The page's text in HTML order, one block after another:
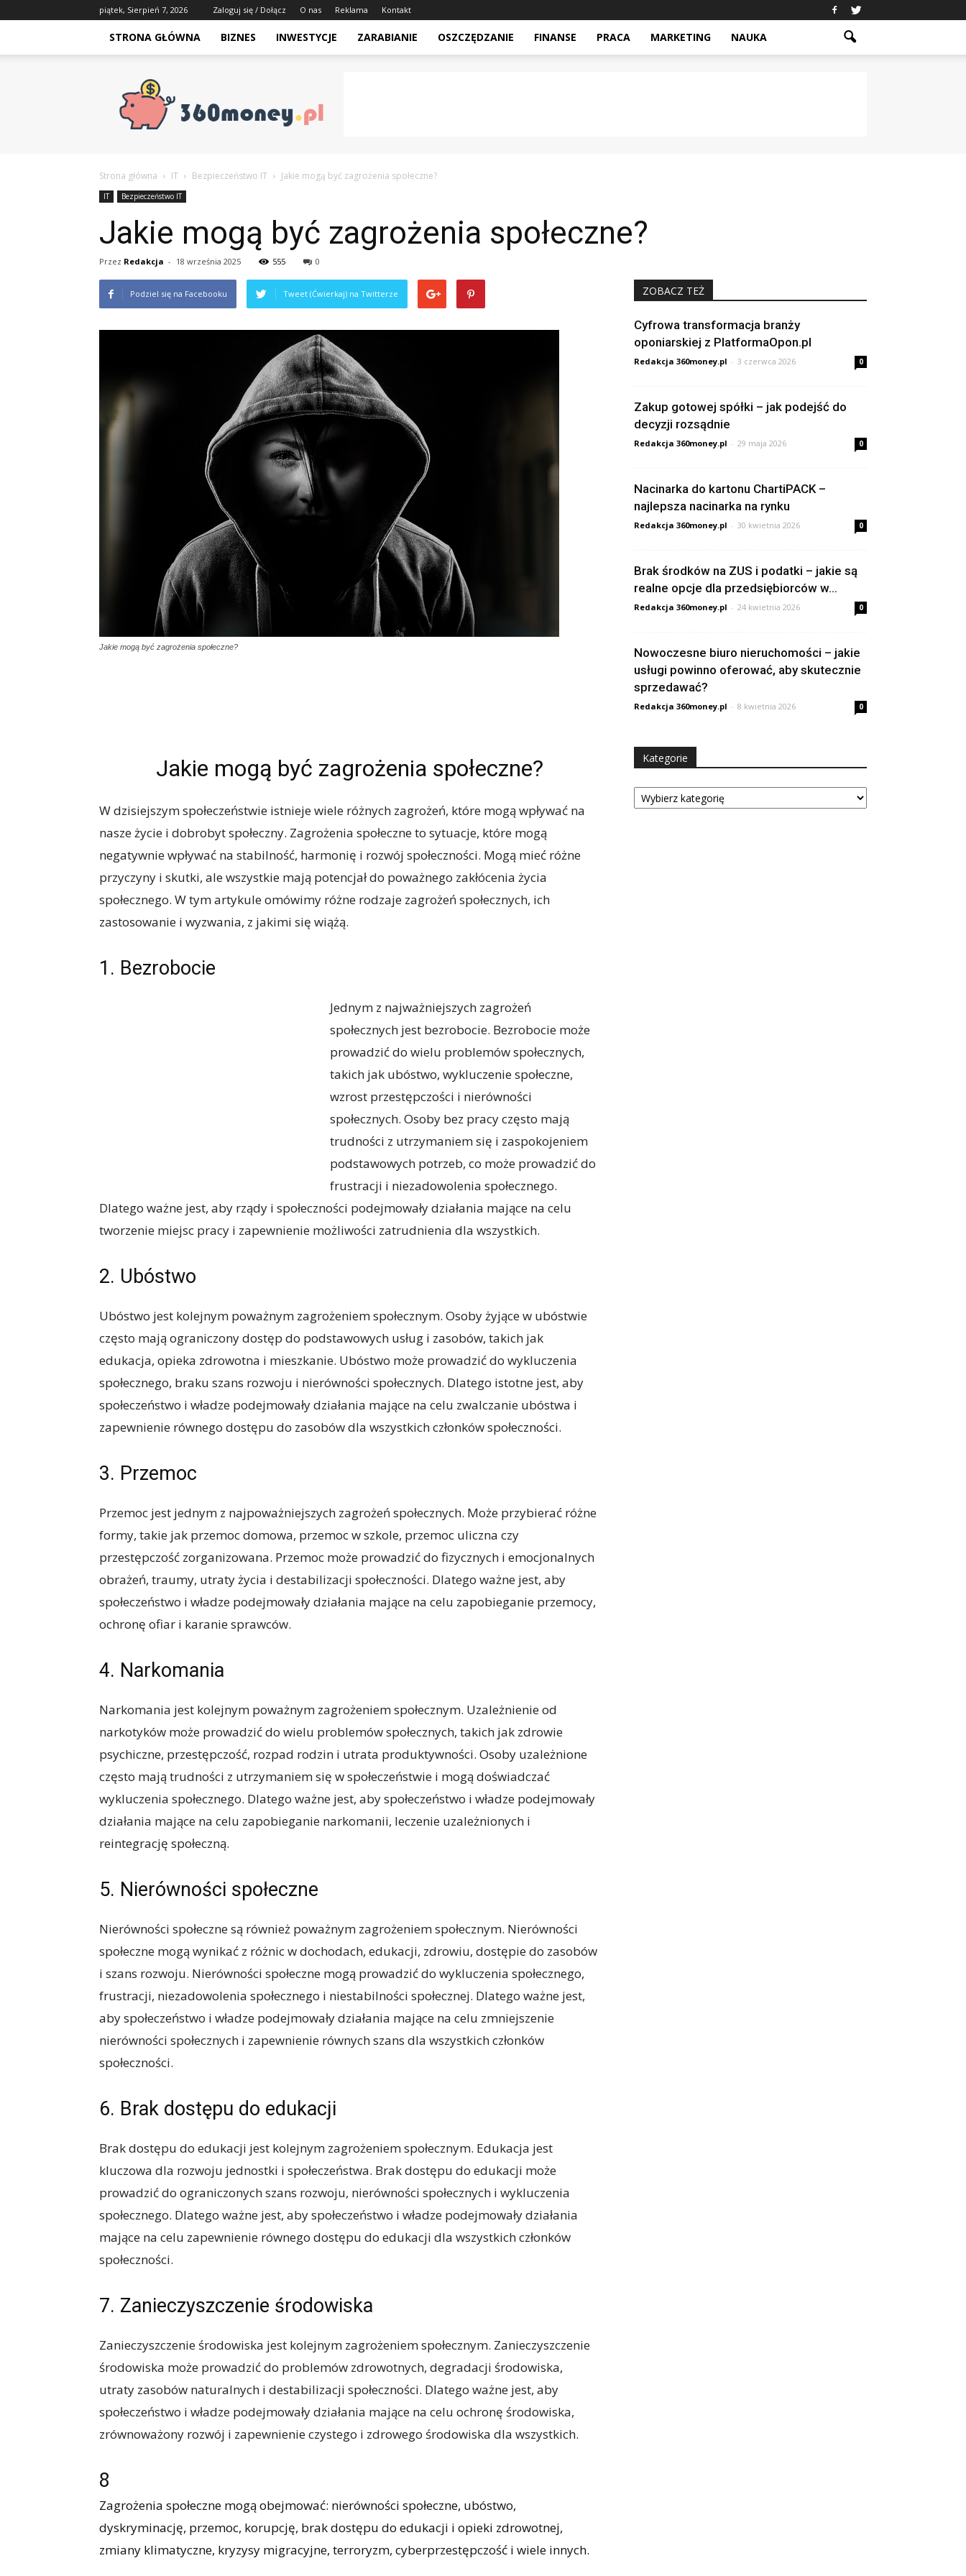
piątek, Sierpień 7, 2026 Zaloguj się / Dołącz O nas Reklama Kontakt
STRONA GŁÓWNA BIZNES INWESTYCJE ZARABIANIE OSZCZĘDZANIE FINANSE PRACA MARKETING NAUKA
Strona główna IT Bezpieczeństwo IT Jakie mogą być zagrożenia społeczne?
IT Bezpieczeństwo IT
Jakie mogą być zagrożenia społeczne?
Przez Redakcja - 18 września 2025 555 0
Podziel się na Facebooku Tweet (Ćwierkaj) na Twitterze
Jakie mogą być zagrożenia społeczne?
Jakie mogą być zagrożenia społeczne?
W dzisiejszym społeczeństwie istnieje wiele różnych zagrożeń, które mogą wpływać na
nasze życie i dobrobyt społeczny. Zagrożenia społeczne to sytuacje, które mogą
negatywnie wpływać na stabilność, harmonię i rozwój społeczności. Mogą mieć różne
przyczyny i skutki, ale wszystkie mają potencjał do poważnego zakłócenia życia
społecznego. W tym artykule omówimy różne rodzaje zagrożeń społecznych, ich
zastosowanie i wyzwania, z jakimi się wiążą.
1. Bezrobocie
Jednym z najważniejszych zagrożeń
społecznych jest bezrobocie. Bezrobocie może
prowadzić do wielu problemów społecznych,
takich jak ubóstwo, wykluczenie społeczne,
wzrost przestępczości i nierówności
społecznych. Osoby bez pracy często mają
trudności z utrzymaniem się i zaspokojeniem
podstawowych potrzeb, co może prowadzić do
frustracji i niezadowolenia społecznego.
Dlatego ważne jest, aby rządy i społeczności podejmowały działania mające na celu
tworzenie miejsc pracy i zapewnienie możliwości zatrudnienia dla wszystkich.
2. Ubóstwo
Ubóstwo jest kolejnym poważnym zagrożeniem społecznym. Osoby żyjące w ubóstwie
często mają ograniczony dostęp do podstawowych usług i zasobów, takich jak
edukacja, opieka zdrowotna i mieszkanie. Ubóstwo może prowadzić do wykluczenia
społecznego, braku szans rozwoju i nierówności społecznych. Dlatego istotne jest, aby
społeczeństwo i władze podejmowały działania mające na celu zwalczanie ubóstwa i
zapewnienie równego dostępu do zasobów dla wszystkich członków społeczności.
3. Przemoc
Przemoc jest jednym z najpoważniejszych zagrożeń społecznych. Może przybierać różne
formy, takie jak przemoc domowa, przemoc w szkole, przemoc uliczna czy
przestępczość zorganizowana. Przemoc może prowadzić do fizycznych i emocjonalnych
obrażeń, traumy, utraty życia i destabilizacji społeczności. Dlatego ważne jest, aby
społeczeństwo i władze podejmowały działania mające na celu zapobieganie przemocy,
ochronę ofiar i karanie sprawców.
4. Narkomania
Narkomania jest kolejnym poważnym zagrożeniem społecznym. Uzależnienie od
narkotyków może prowadzić do wielu problemów społecznych, takich jak zdrowie
psychiczne, przestępczość, rozpad rodzin i utrata produktywności. Osoby uzależnione
często mają trudności z utrzymaniem się w społeczeństwie i mogą doświadczać
wykluczenia społecznego. Dlatego ważne jest, aby społeczeństwo i władze podejmowały
działania mające na celu zapobieganie narkomanii, leczenie uzależnionych i
reintegrację społeczną.
5. Nierówności społeczne
Nierówności społeczne są również poważnym zagrożeniem społecznym. Nierówności
społeczne mogą wynikać z różnic w dochodach, edukacji, zdrowiu, dostępie do zasobów
i szans rozwoju. Nierówności społeczne mogą prowadzić do wykluczenia społecznego,
frustracji, niezadowolenia społecznego i niestabilności społecznej. Dlatego ważne jest,
aby społeczeństwo i władze podejmowały działania mające na celu zmniejszenie
nierówności społecznych i zapewnienie równych szans dla wszystkich członków
społeczności.
6. Brak dostępu do edukacji
Brak dostępu do edukacji jest kolejnym zagrożeniem społecznym. Edukacja jest
kluczowa dla rozwoju jednostki i społeczeństwa. Brak dostępu do edukacji może
prowadzić do ograniczonych szans rozwoju, nierówności społecznych i wykluczenia
społecznego. Dlatego ważne jest, aby społeczeństwo i władze podejmowały działania
mające na celu zapewnienie równego dostępu do edukacji dla wszystkich członków
społeczności.
7. Zanieczyszczenie środowiska
Zanieczyszczenie środowiska jest kolejnym zagrożeniem społecznym. Zanieczyszczenie
środowiska może prowadzić do problemów zdrowotnych, degradacji środowiska,
utraty zasobów naturalnych i destabilizacji społeczności. Dlatego ważne jest, aby
społeczeństwo i władze podejmowały działania mające na celu ochronę środowiska,
zrównoważony rozwój i zapewnienie czystego i zdrowego środowiska dla wszystkich.
8
Zagrożenia społeczne mogą obejmować: nierówności społeczne, ubóstwo,
dyskryminację, przemoc, korupcję, brak dostępu do edukacji i opieki zdrowotnej,
zmiany klimatyczne, kryzysy migracyjne, terroryzm, cyberprzestępczość i wiele innych.
ZOBACZ TEŻ
Cyfrowa transformacja branży
oponiarskiej z PlatformaOpon.pl
Redakcja 360money.pl - 3 czerwca 2026 0
Zakup gotowej spółki – jak podejść do
decyzji rozsądnie
Redakcja 360money.pl - 29 maja 2026 0
Nacinarka do kartonu ChartiPACK –
najlepsza nacinarka na rynku
Redakcja 360money.pl - 30 kwietnia 2026 0
Brak środków na ZUS i podatki – jakie są
realne opcje dla przedsiębiorców w...
Redakcja 360money.pl - 24 kwietnia 2026 0
Nowoczesne biuro nieruchomości – jakie
usługi powinno oferować, aby skutecznie
sprzedawać?
Redakcja 360money.pl - 8 kwietnia 2026 0
Kategorie
Kategorie